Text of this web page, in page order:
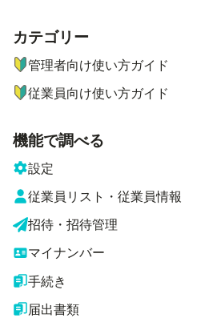
ナビゲーションメニュー
カテゴリー
管理者向け使い方ガイド
従業員向け使い方ガイド
機能で調べる
設定
従業員リスト・従業員情報
招待・招待管理
マイナンバー
手続き
届出書類